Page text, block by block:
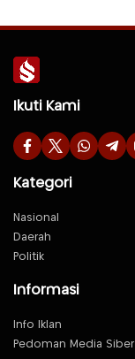
Ikuti Kami
Kategori
Nasional
Daerah
Politik
Informasi
Info Iklan
Pedoman Media Siber